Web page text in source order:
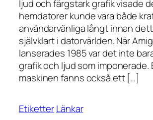
ljud och färgstark grafik visade
hemdatorer kunde vara både
användarvänliga långt innan
självklart i datorvärlden. När
lanserades 1985 var det inte
grafik och ljud som imponerade.
maskinen fanns också ett […]
EtiketterLänkar